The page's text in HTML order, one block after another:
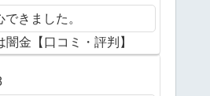
きました。
金【口コミ・評判】